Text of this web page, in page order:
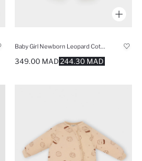
244.30 MAD
349.00 MAD